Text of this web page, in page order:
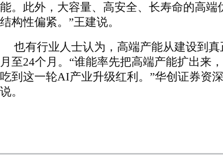
能。此外，大容量、高安全、长寿命的高端
结构性偏紧。”王建说。
也有行业人士认为，高端产能从建设到
月至24个月。“谁能率先把高端产能扩出来
吃到这一轮AI产业升级红利。”华创证券资
说。